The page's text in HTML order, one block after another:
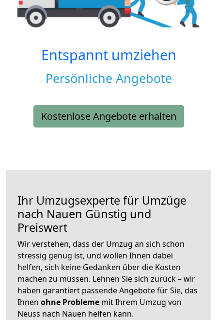
Entspannt umziehen
Persönliche Angebote
Kostenlose Angebote erhalten
Ihr Umzugsexperte für Umzüge
nach Nauen Günstig und
Preiswert
Wir verstehen, dass der Umzug an sich schon
stressig genug ist, und wollen Ihnen dabei
helfen, sich keine Gedanken über die Kosten
machen zu müssen. Lehnen Sie sich zurück – wir
haben garantiert passende Angebote für Sie, das
Ihnen ohne Probleme mit Ihrem Umzug von
Neuss nach Nauen helfen kann.